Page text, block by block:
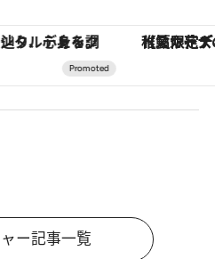
ア・トスカーナの郷土料理の手法で満喫！ 【銀座で出合う最旬美容】美髪ケアや上質
ー記事一覧